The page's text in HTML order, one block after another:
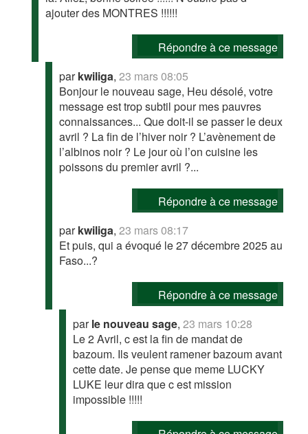
ajouter des MONTRES !!!!!!
Répondre à ce message
parkwiliga,23 mars 08:05
Bonjour le nouveau sage, Heu désolé, votre
message est trop subtil pour mes pauvres
connaissances... Que doit-il se passer le deux
avril ? La fin de l’hiver noir ? L’avènement de
l’albinos noir ? Le jour où l’on cuisine les
poissons du premier avril ?...
Répondre à ce message
parkwiliga,23 mars 08:17
Et puis, qui a évoqué le 27 décembre 2025 au
Faso...?
Répondre à ce message
parle nouveau sage,23 mars 10:28
Le 2 Avril, c est la fin de mandat de
bazoum. Ils veulent ramener bazoum avant
cette date. Je pense que meme LUCKY
LUKE leur dira que c est mission
impossible !!!!!